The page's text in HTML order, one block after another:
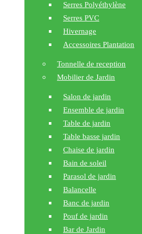
Serres Polyéthylène
Serres PVC
Hivernage
Accessoires Plantation
Tonnelle de reception
Mobilier de Jardin
Salon de jardin
Ensemble de jardin
Table de jardin
Table basse jardin
Chaise de jardin
Bain de soleil
Parasol de jardin
Balancelle
Banc de jardin
Pouf de jardin
Bar de Jardin